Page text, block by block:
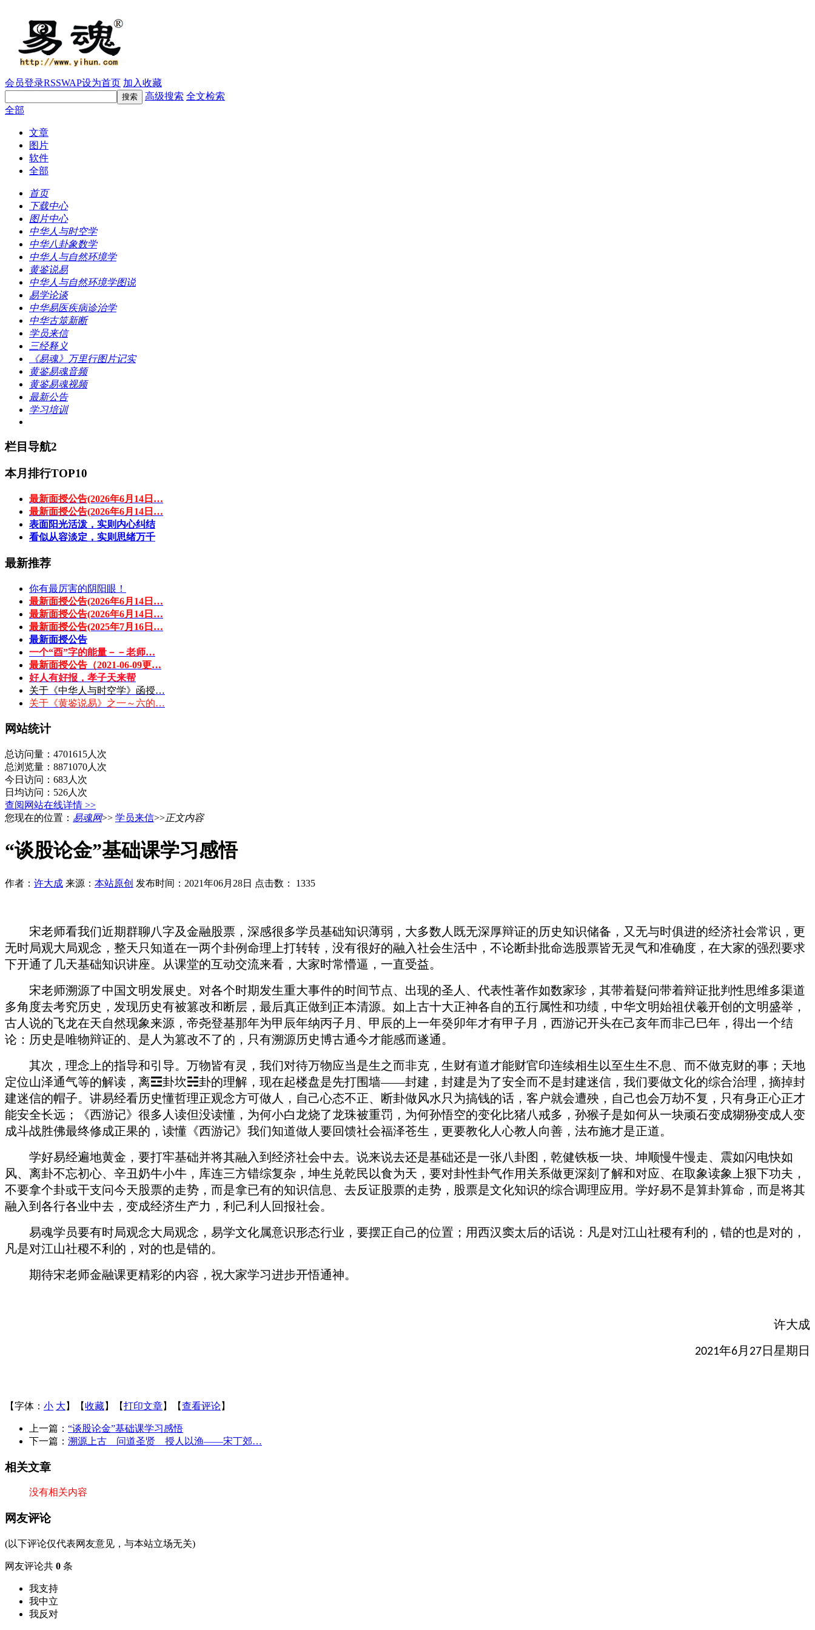
会员登录RSSWAP设为首页 加入收藏
高级搜索 全文检索
全部
文章
图片
软件
全部
首页
下载中心
图片中心
中华人与时空学
中华八卦象数学
中华人与自然环境学
黄鉴说易
中华人与自然环境学图说
易学论谈
中华易医疾病诊治学
中华古筮新断
学员来信
三经释义
《易魂》万里行图片记实
黄鉴易魂音频
黄鉴易魂视频
最新公告
学习培训
栏目导航2
本月排行TOP10
最新面授公告(2026年6月14日…
最新面授公告(2026年6月14日…
表面阳光活泼，实则内心纠结
看似从容淡定，实则思绪万千
最新推荐
你有最厉害的阴阳眼！
最新面授公告(2026年6月14日…
最新面授公告(2026年6月14日…
最新面授公告(2025年7月16日…
最新面授公告
一个“酉”字的能量－－老师…
最新面授公告（2021-06-09更…
好人有好报，孝子天来帮
关于《中华人与时空学》函授…
关于《黄鉴说易》之一～六的…
网站统计
总访问量：4701615人次
总浏览量：8871070人次
今日访问：683人次
日均访问：526人次
查阅网站在线详情 >>
您现在的位置： 易魂网>> 学员来信>>正文内容
“谈股论金”基础课学习感悟
作者： 许大成 来源： 本站原创 发布时间：2021年06月28日 点击数： 1335
宋老师看我们近期群聊八字及金融股票，深感很多学员基础知识薄弱，大多数人既无深厚辩证的历史知识储备，又无与时俱进的经济社会常识，更
无时局观大局观念，整天只知道在一两个卦例命理上打转转，没有很好的融入社会生活中，不论断卦批命选股票皆无灵气和准确度，在大家的强烈要求
下开通了几天基础知识讲座。 从课堂的互动交流来看，大家时常懵逼，一直受益。
宋老师溯源了中国文明发展史。对各个时期发生重大事件的时间节点、出现的圣人、代表性著作如数家珍，其带着疑问带着辩证批判性思维多渠道
多角度去考究历史，发现历史有被篡改和断层，最后真正做到正本清源。如上古十大正神各自的五行属性和功绩，中华文明始祖伏羲开创的文明盛举，
古人说的飞龙在天自然现象来源，帝尧登基那年为甲辰年纳丙子月、甲辰的上一年癸卯年才有甲子月，西游记开头在己亥年而非己巳年，得出一个结
论：历史是唯物辩证的、是人为篡改不了的，只有溯源历史博古通今才能感而遂通。
其次，理念上的指导和引导。万物皆有灵，我们对待万物应当是生之而非克，生财有道才能财官印连续相生以至生生不息、而不做克财的事；天地
定位山泽通气等的解读，离☲卦坎☵卦的理解，现在起楼盘是先打围墙——封建，封建是为了安全而不是封建迷信，我们要做文化的综合治理，摘掉封
建迷信的帽子。讲易经看历史懂哲理正观念方可做人，自己心态不正、断卦做风水只为搞钱的话，客户就会遭殃，自己也会万劫不复，只有身正心正才
能安全长远；《西游记》很多人读但没读懂，为何小白龙烧了龙珠被重罚，为何孙悟空的变化比猪八戒多，孙猴子是如何从一块顽石变成猢狲变成人变
成斗战胜佛最终修成正果的，读懂《西游记》我们知道做人要回馈社会福泽苍生，更要教化人心教人向善，法布施才是正道。
学好易经遍地黄金，要打牢基础并将其融入到经济社会中去。说来说去还是基础还是一张八卦图，乾健铁板一块、坤顺慢牛慢走、震如闪电快如
风、离卦不忘初心、辛丑奶牛小牛，库连三方错综复杂，坤生兑乾民以食为天，要对卦性卦气作用关系做更深刻了解和对应、在取象读象上狠下功夫，
不要拿个卦或干支问今天股票的走势，而是拿已有的知识信息、去反证股票的走势，股票是文化知识的综合调理应用。学好易不是算卦算命，而是将其
融入到各行各业中去，变成经济生产力，利己利人回报社会。
易魂学员要有时局观念大局观念，易学文化属意识形态行业，要摆正自己的位置；用西汉窦太后的话说：凡是对江山社稷有利的 ， 错的也是对的，
凡是对江山社稷不利的 ， 对的也是错的。
期待宋老师金融课更精彩的内容，祝大家学习进步开悟通神。
许大成
2021年6 月 27 日星期日
【字体： 小 大 】【收藏】【打印文章】【查看评论】
上一篇： “谈股论金”基础课学习感悟
下一篇： 溯源上古 问道圣贤 授人以渔——宋丁郊…
相关文章
没有相关内容
网友评论
(以下评论仅代表网友意见，与本站立场无关)
网友评论共 0 条
我支持
我中立
我反对